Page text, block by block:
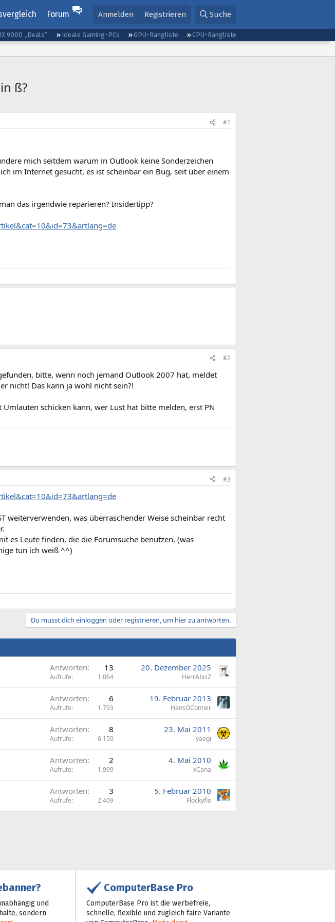
Forum Anmelden Registrieren Suche
9000 „Deals“ Ideale Gaming-PCs GPU-Rangliste
CPU-Rangliste
ß?
#1
mich seitdem warum in Outlook keine Sonderzeichen
im Internet gesucht, es ist scheinbar ein Bug, seit über einem
das irgendwie reparieren? Insidertipp?
#2
bitte, wenn noch jemand Outlook 2007 hat, meldet
nicht! Das kann ja wohl nicht sein?!
schicken kann, wer Lust hat bitte melden, erst PN
#3
weiterverwenden, was überraschender Weise scheinbar recht
es Leute finden, die die Forumsuche benutzen. (was
tun ich weiß ^^)
Du musst dich einloggen oder registrieren, um hier zu antworten.
Antworten 13
Aufrufe 1.064
20. Dezember 2025
HerrAbisZ
Antworten 6
Aufrufe 1.793
19. Februar 2013
HansOConner
Antworten 8
Aufrufe 6.150
23. Mai 2011
yaegi
Antworten 2
Aufrufe 1.999
4. Mai 2010
xCana
Antworten 3
Aufrufe 2.409
5. Februar 2010
Flockyflo
und
sondern
ComputerBase Pro
ComputerBase Pro ist die werbefreie,
schnelle, flexible und zugleich faire Variante